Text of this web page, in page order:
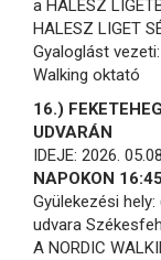
a HALESZ
HALESZ LIGET
Gyaloglást
Walking oktató
16.)
UDVARÁN
IDEJE: 2026.
NAPOKON
Gyülekezési
udvara
A NORDIC